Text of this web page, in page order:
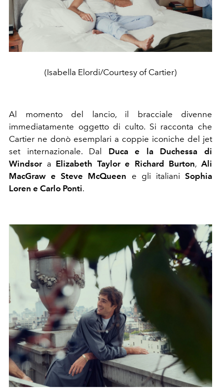
(Isabella Elordi/Courtesy of Cartier)
Al momento del lancio, il bracciale divenne
immediatamente oggetto di culto. Si racconta che
Cartier ne donò esemplari a coppie iconiche del jet
set internazionale. Dal Duca e la Duchessa di
Windsora Elizabeth Taylor e Richard Burton,Ali
MacGraw e Steve McQueen e gli italianiSophia
Loren e Carlo Ponti.